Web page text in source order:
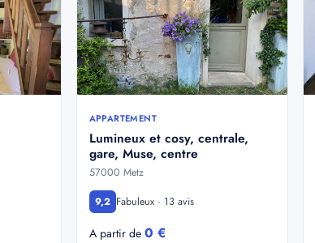
APPARTEMENT
Lumineux et cosy, centrale,
gare, Muse, centre
57000 Metz
9,2 Fabuleux · 13 avis
A partir de 0 €